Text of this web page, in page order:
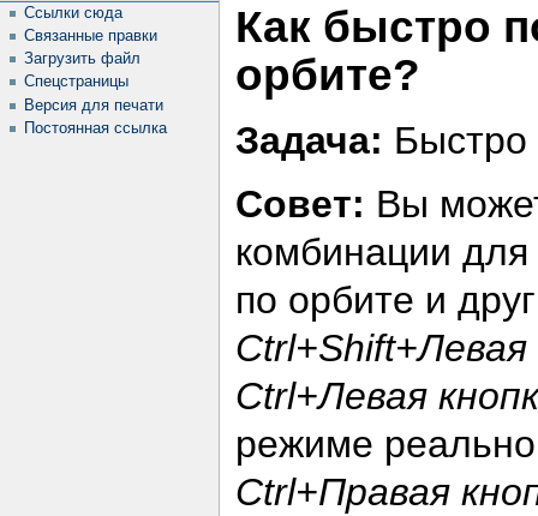
Как быстро
орбите?
Задача: Быстро
Совет: Вы
комбинации
по орбите и
Ctrl+Левая
режиме
Ctrl+Правая
Ссылки сюда
Связанные правки
Загрузить файл
Спецстраницы
Версия для печати
Постоянная ссылка